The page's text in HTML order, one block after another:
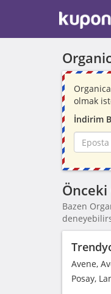
olmak
İndirim
Bazen
Avene,
Posay,